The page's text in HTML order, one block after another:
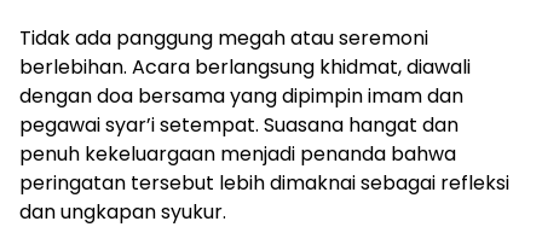
Tidak ada panggung megah atau seremoni
berlebihan. Acara berlangsung khidmat, diawali
dengan doa bersama yang dipimpin imam dan
pegawai syar’i setempat. Suasana hangat dan
penuh kekeluargaan menjadi penanda bahwa
peringatan tersebut lebih dimaknai sebagai refleksi
dan ungkapan syukur.